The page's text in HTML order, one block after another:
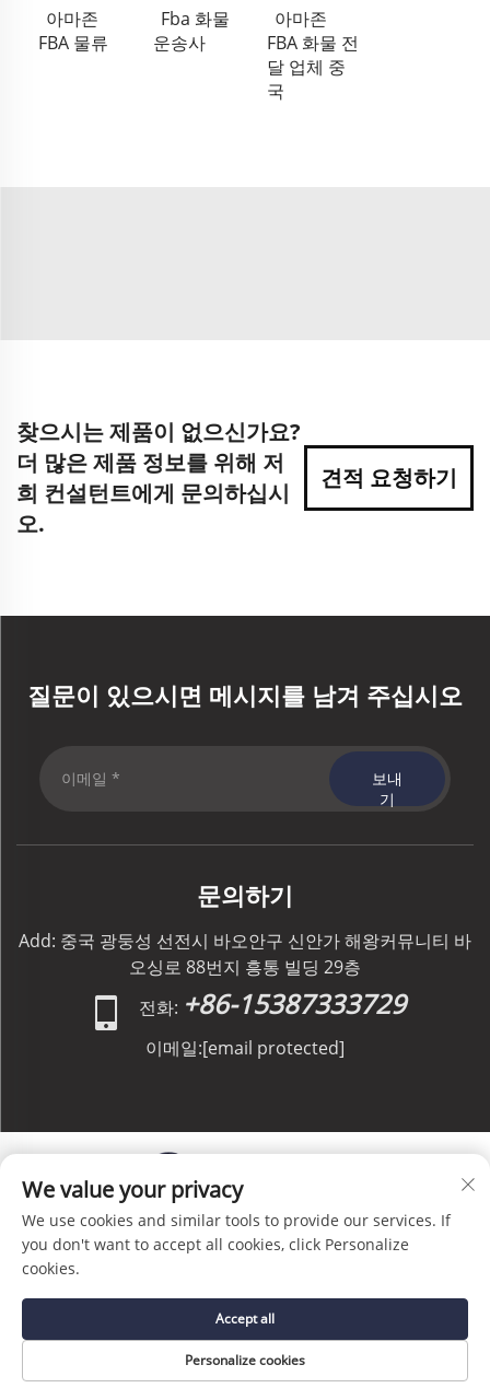
아마존
FBA 물류
Fba 화물
운송사
아마존
FBA 화물 전
달 업체 중
국
찾으시는 제품이 없으신가요?
더 많은 제품 정보를 위해 저
희 컨설턴트에게 문의하십시
오.
견적 요청하기
질문이 있으시면 메시지를 남겨 주십시오
보내
기
문의하기
Add: 중국 광둥성 선전시 바오안구 신안가 해왕커뮤니티 바
오싱로 88번지 흥통 빌딩 29층
전화: +86-15387333729
이메일:[email protected]
저작권 © C&C GLOBAL Logistics Co., Limited 판권 소
개인정보 처리방침
홈페이지 서비스 이메일 전화번호
We value your privacy
We use cookies and similar tools to provide our services. If
you don't want to accept all cookies, click Personalize
cookies.
Personalize cookies
Accept all